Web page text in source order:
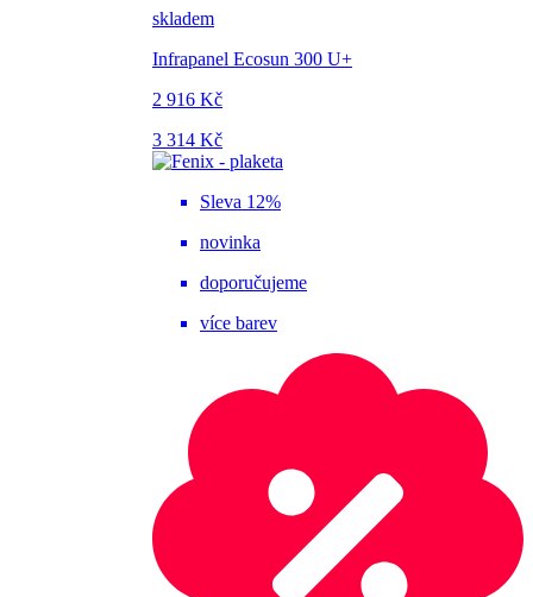
skladem
Infrapanel Ecosun 300 U+
2 916 Kč
3 314 Kč
Sleva 12%
novinka
doporučujeme
více barev